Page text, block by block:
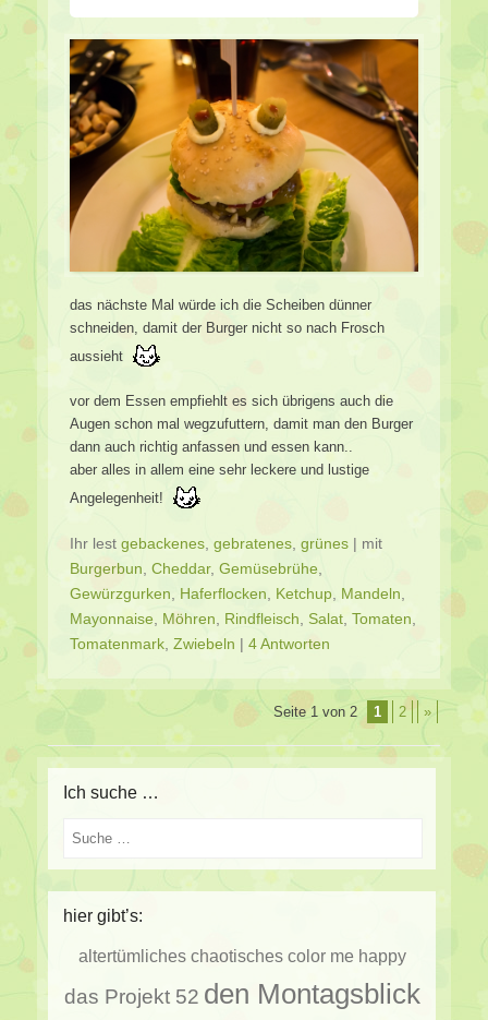
das nächste Mal würde ich die Scheiben dünner
schneiden, damit der Burger nicht so nach Frosch
aussieht
vor dem Essen empfiehlt es sich übrigens auch die
Augen schon mal wegzufuttern, damit man den Burger
dann auch richtig anfassen und essen kann..
aber alles in allem eine sehr leckere und lustige
Angelegenheit!
Ihr lest gebackenes gebratenes grünes | mit
Burgerbun Cheddar, Gemüsebrühe
Gewürzgurken
Haferflocken Ketchup Mandeln
Mayonnaise
Möhren Rindfleisch Salat Tomaten
Tomatenmark Zwiebeln | 4 Antworten
Seite 1 von 2 1 2 »
Ich suche …
Suche
hier gibt’s:
altertümliches chaotisches color me happy
das Projekt 52 den Montagsblick